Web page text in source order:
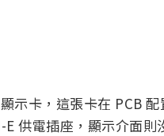
示卡，這張卡在 PCB
供電插座，顯示介面